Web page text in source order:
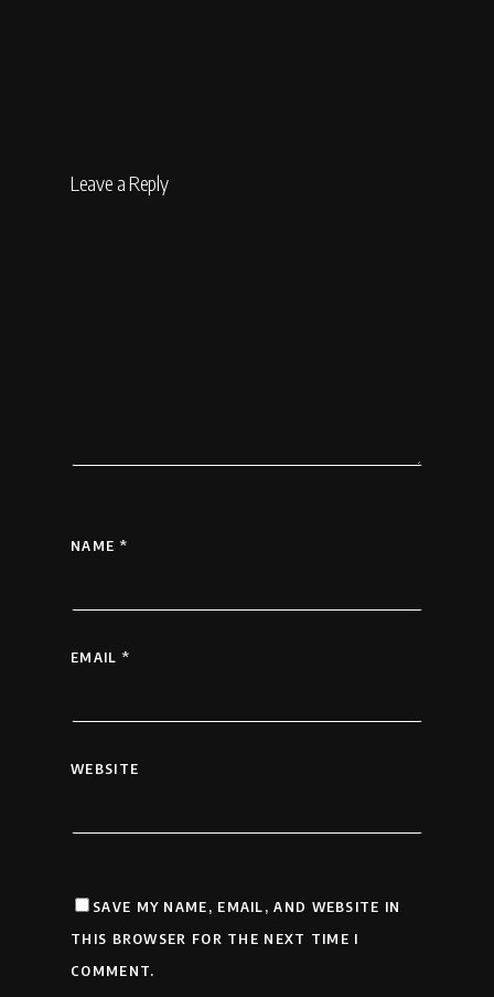
Leave a Reply
NAME *
EMAIL *
WEBSITE
SAVE MY NAME, EMAIL, AND WEBSITE IN
THIS BROWSER FOR THE NEXT TIME I
COMMENT.